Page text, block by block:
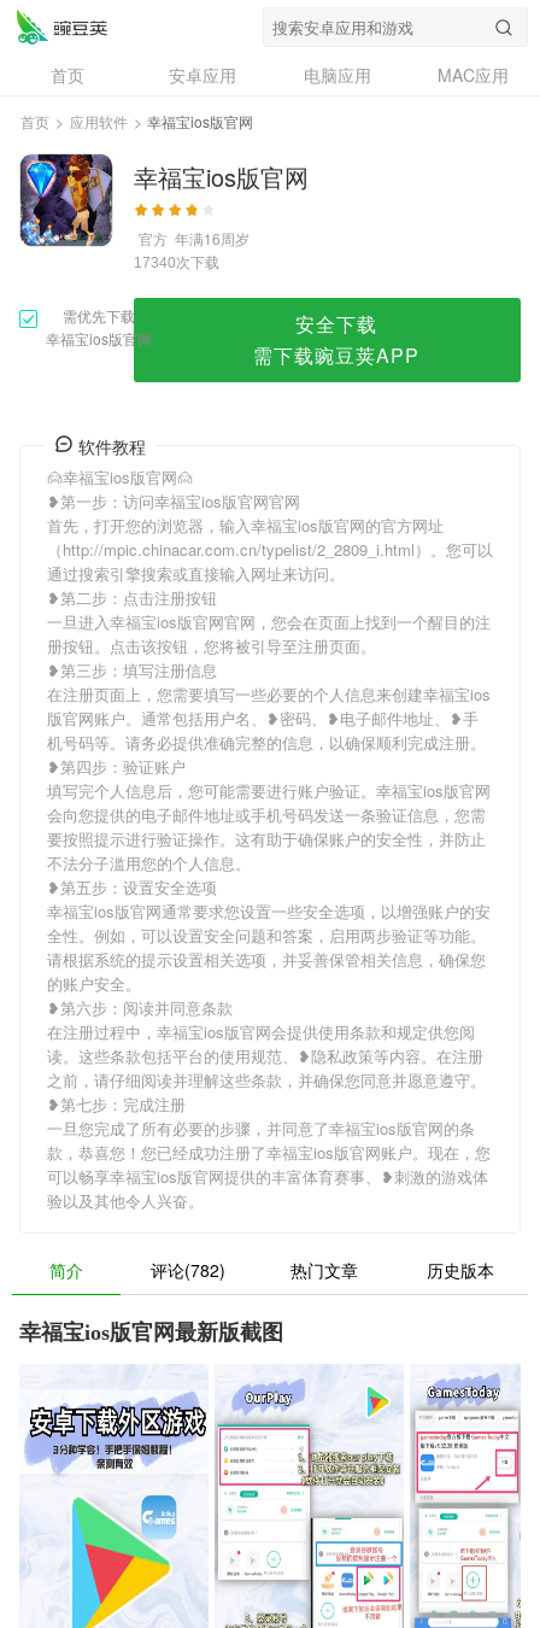
首页 安卓应用 电脑应用
MAC应用
资讯
专题
问答
首页 > 应用软件 > 幸福宝ios版官网
幸福宝ios版官网
官方 年满16周岁
17340次下载
需优先下载
幸福宝ios版官网
安全下载
需下载豌豆荚APP
软件教程
🙍幸福宝ios版官网🙍
❥第一步：访问幸福宝ios版官网官网
首先，打开您的浏览器，输入幸福宝ios版官网的官方网址
（http://mpic.chinacar.com.cn/typelist/2_2809_i.html）。您可以
通过搜索引擎搜索或直接输入网址来访问。
❥第二步：点击注册按钮
一旦进入幸福宝ios版官网官网，您会在页面上找到一个醒目的注
册按钮。点击该按钮，您将被引导至注册页面。
❥第三步：填写注册信息
在注册页面上，您需要填写一些必要的个人信息来创建幸福宝ios
版官网账户。通常包括用户名、❥密码、❥电子邮件地址、❥手
机号码等。请务必提供准确完整的信息，以确保顺利完成注册。
❥第四步：验证账户
填写完个人信息后，您可能需要进行账户验证。幸福宝ios版官网
会向您提供的电子邮件地址或手机号码发送一条验证信息，您需
要按照提示进行验证操作。这有助于确保账户的安全性，并防止
不法分子滥用您的个人信息。
❥第五步：设置安全选项
幸福宝ios版官网通常要求您设置一些安全选项，以增强账户的安
全性。例如，可以设置安全问题和答案，启用两步验证等功能。
请根据系统的提示设置相关选项，并妥善保管相关信息，确保您
的账户安全。
❥第六步：阅读并同意条款
在注册过程中，幸福宝ios版官网会提供使用条款和规定供您阅
读。这些条款包括平台的使用规范、❥隐私政策等内容。在注册
之前，请仔细阅读并理解这些条款，并确保您同意并愿意遵守。
❥第七步：完成注册
一旦您完成了所有必要的步骤，并同意了幸福宝ios版官网的条
款，恭喜您！您已经成功注册了幸福宝ios版官网账户。现在，您
可以畅享幸福宝ios版官网提供的丰富体育赛事、❥刺激的游戏体
验以及其他令人兴奋。
简介 评论(782) 热门文章 历史版本
幸福宝ios版官网最新版截图